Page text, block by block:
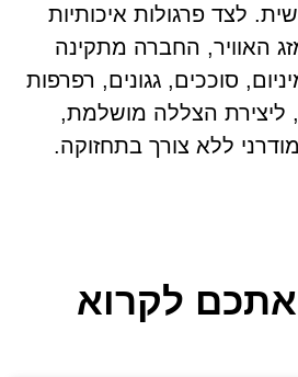
לצד פרגולות איכותיות
האוויר, החברה מתקינה
סוככים, גגונים, רפרפות
ליצירת הצללה מושלמת,
ללא צורך בתחזוקה.
אתכם לקרוא